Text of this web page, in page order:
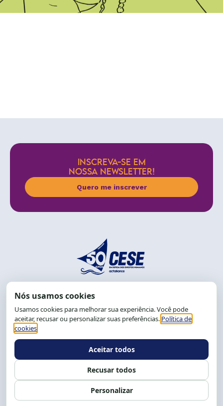
INSCREVA-SE EM
NOSSA NEWSLETTER!
Quero me inscrever
End.: R. da Graça, 150. Graça
CEP: 40.150-055
Salvador-BA, Brasil.
Tel.: (71) 2104-5457, Cel.: (71) 9 9239-2104 ou 2105
Expediente: 8h às 12h e 13 às 17h.
Siga nossas redes Fale conosco